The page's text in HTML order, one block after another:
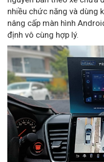
nhiều chức năng và dùng
nâng cấp màn hình
định vô cùng hợp lý.